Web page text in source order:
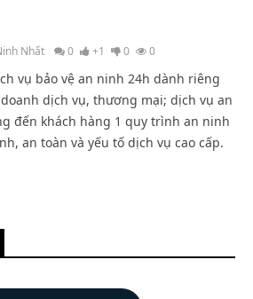
Nhất 0 +1 0 0
vụ bảo vệ an ninh 24h dành riêng
dịch vụ, thương mại; dịch vụ an
đến khách hàng 1 quy trình an ninh
an toàn và yếu tố dịch vụ cao cấp.